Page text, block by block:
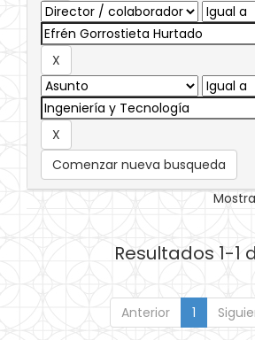
Comenzar nueva busqueda
Resultados 1-1
Anterior 1